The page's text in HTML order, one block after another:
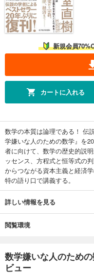
新規会員
カートに入れる
数学の本質は論理である！ 伝
学嫌いな人のための数学』を
者に向けて、数学の歴史的説
ッセンス、方程式と恒等式の
からつながる資本主義と経済
特の語り口で講義する。
詳しい情報を見る
閲覧環境
数学嫌いな人のため
ビュー